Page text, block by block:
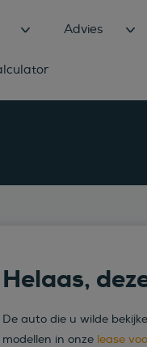
Advies
Helaas,
De auto die u wilde
modellen in onze lease